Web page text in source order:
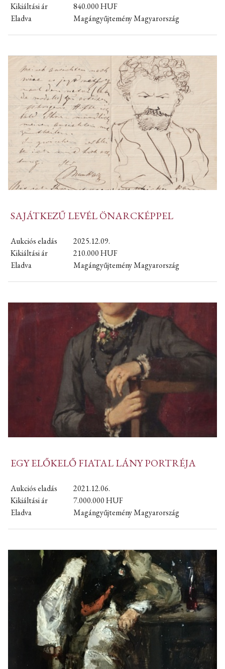
Kikiáltási ár
840.000HUF
Eladva
Magángyűjtemény Magyarország
SAJÁTKEZŰ LEVÉL ÖNARCKÉPPEL
Aukciós eladás
2025.12.09.
Kikiáltási ár
210.000HUF
Eladva
Magángyűjtemény Magyarország
EGY ELŐKELŐ FIATAL LÁNY PORTRÉJA
Aukciós eladás
2021.12.06.
Kikiáltási ár
7.000.000HUF
Eladva
Magángyűjtemény Magyarország